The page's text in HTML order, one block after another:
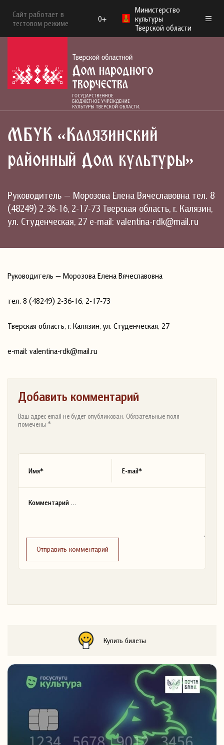
Сайт работает в
тестовом режиме
0+
Министерство
культуры
Тверской области
МБУК «Калязинский
районный Дом культуры»
Руководитель — Морозова Елена Вячеславовна тел. 8
(48249) 2-36-16, 2-17-73 Тверская область, г. Калязин,
ул. Студенческая, 27 e-mail: valentina-rdk@mail.ru
Руководитель — Морозова Елена Вячеславовна
тел. 8 (48249) 2-36-16, 2-17-73
Тверская область, г. Калязин, ул. Студенческая, 27
e-mail: valentina-rdk@mail.ru
Добавить комментарий
Ваш адрес email не будет опубликован. Обязательные поля
помечены *
Отправить комментарий
Купить билеты